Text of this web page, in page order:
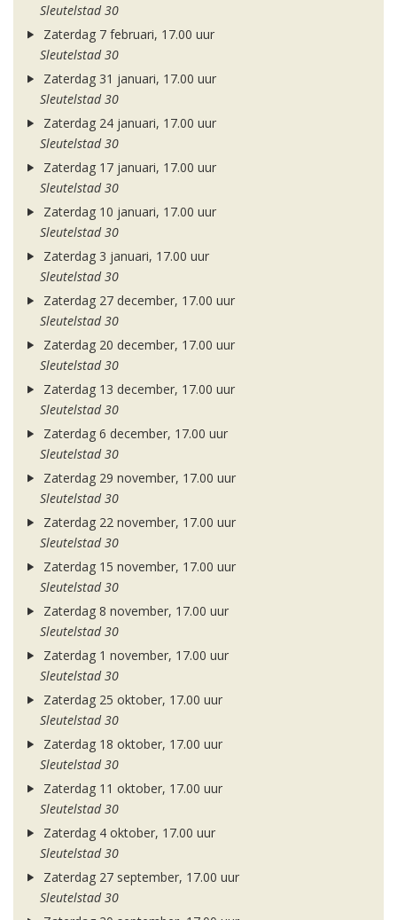
Sleutelstad 30
Zaterdag 7 februari, 17.00 uur
Sleutelstad 30
Zaterdag 31 januari, 17.00 uur
Sleutelstad 30
Zaterdag 24 januari, 17.00 uur
Sleutelstad 30
Zaterdag 17 januari, 17.00 uur
Sleutelstad 30
Zaterdag 10 januari, 17.00 uur
Sleutelstad 30
Zaterdag 3 januari, 17.00 uur
Sleutelstad 30
Zaterdag 27 december, 17.00 uur
Sleutelstad 30
Zaterdag 20 december, 17.00 uur
Sleutelstad 30
Zaterdag 13 december, 17.00 uur
Sleutelstad 30
Zaterdag 6 december, 17.00 uur
Sleutelstad 30
Zaterdag 29 november, 17.00 uur
Sleutelstad 30
Zaterdag 22 november, 17.00 uur
Sleutelstad 30
Zaterdag 15 november, 17.00 uur
Sleutelstad 30
Zaterdag 8 november, 17.00 uur
Sleutelstad 30
Zaterdag 1 november, 17.00 uur
Sleutelstad 30
Zaterdag 25 oktober, 17.00 uur
Sleutelstad 30
Zaterdag 18 oktober, 17.00 uur
Sleutelstad 30
Zaterdag 11 oktober, 17.00 uur
Sleutelstad 30
Zaterdag 4 oktober, 17.00 uur
Sleutelstad 30
Zaterdag 27 september, 17.00 uur
Sleutelstad 30